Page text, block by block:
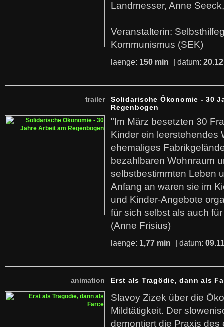
Landmesser, Anne
Veranstalterin:
Kommunismus (SEK)
laenge: 150 min | datum:
trailer
Solidarische Ökonomie - 30
Regenbogen
"Im März besetzten 30
Kinder ein leerstehendes
ehemaliges
bezahlbaren Wohnraum
selbstbestimmten Leben
Anfang an waren sie im
und Kinder-Angebote
für sich selbst als auch
(Anne Frisius)
laenge: 1,77 min | datum:
animation Erst als Tragödie, dann als
Slavoy Zizek über die
Mildtätigkeit. Der
demontiert die Praxis des